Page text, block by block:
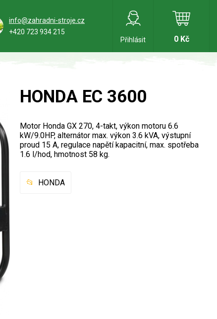
info@zahradni-stroje.cz
+420 723 934 215
Přihlásit
0 Kč
HONDA EC 3600
Motor Honda GX 270, 4-takt, výkon motoru 6.6
kW/9.0HP, alternátor max. výkon 3.6 kVA, výstupní
proud 15 A, regulace napětí kapacitní, max. spotřeba
1.6 l/hod, hmotnost 58 kg.
HONDA